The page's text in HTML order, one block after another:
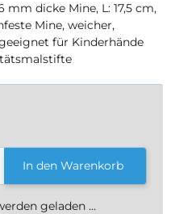
mm dicke Mine, L: 17,5 cm,
Mine, weicher,
für Kinderhände
In den Warenkorb
geladen ...